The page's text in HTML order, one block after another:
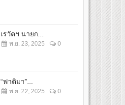
เรวัตฯ นายก...
พ.ย. 23, 2025 0
“ฟาติมา”...
พ.ย. 22, 2025 0